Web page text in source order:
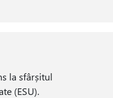
la sfârșitul
(ESU).